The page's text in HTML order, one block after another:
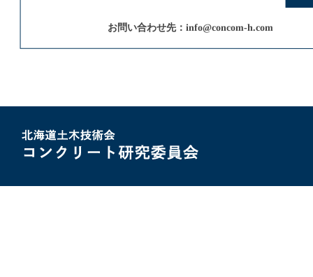
お問い合わせ先： info@concom-h.com